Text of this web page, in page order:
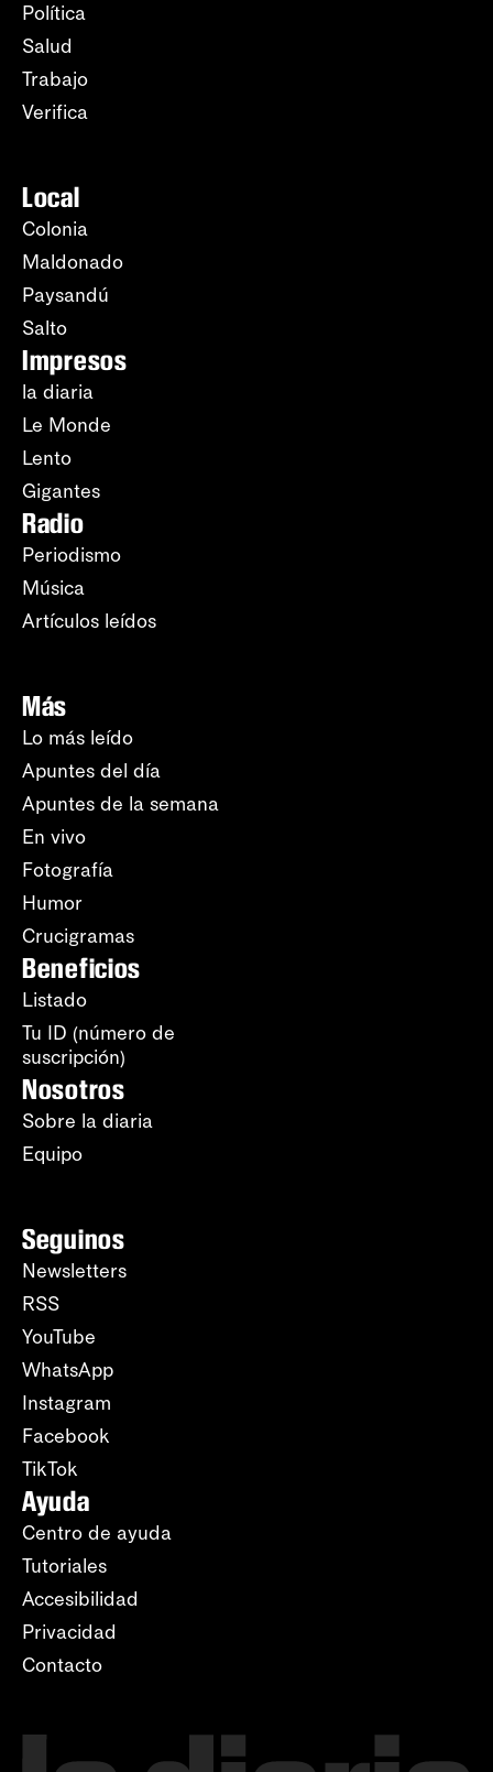
Política
Salud
Trabajo
Verifica
Local
Colonia
Maldonado
Paysandú
Salto
Impresos
la diaria
Le Monde
Lento
Gigantes
Radio
Periodismo
Música
Artículos leídos
Más
Lo más leído
Apuntes del día
Apuntes de la semana
En vivo
Fotografía
Humor
Crucigramas
Beneficios
Listado
Tu ID (número de
suscripción)
Nosotros
Sobre la diaria
Equipo
Seguinos
Newsletters
RSS
YouTube
WhatsApp
Instagram
Facebook
TikTok
Ayuda
Centro de ayuda
Tutoriales
Accesibilidad
Privacidad
Contacto